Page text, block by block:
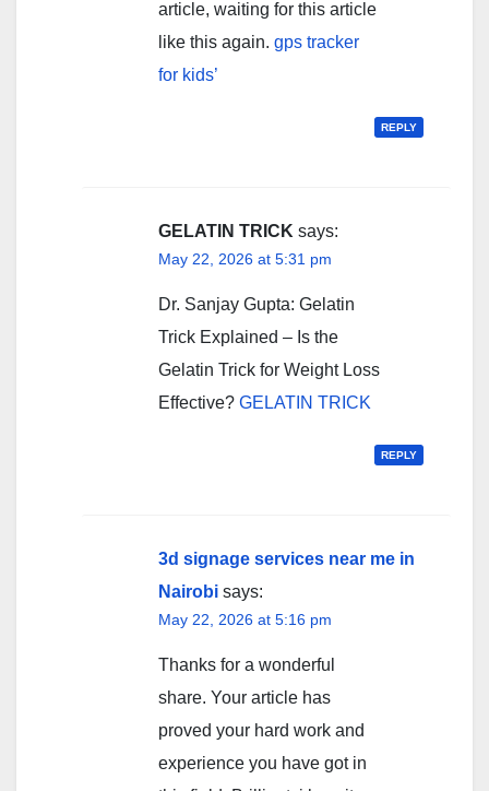
article, waiting for this article
like this again. gps tracker
for kids’
REPLY
GELATIN TRICK says:
May 22, 2026 at 5:31 pm
Dr. Sanjay Gupta: Gelatin
Trick Explained – Is the
Gelatin Trick for Weight Loss
Effective? GELATIN TRICK
REPLY
3d signage services near me in
Nairobi says:
May 22, 2026 at 5:16 pm
Thanks for a wonderful
share. Your article has
proved your hard work and
experience you have got in